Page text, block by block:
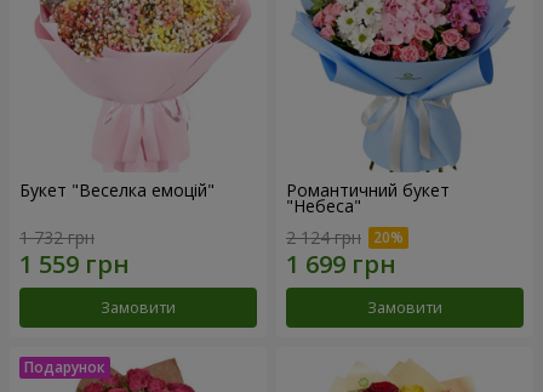
Букет "Веселка емоцій"
1 732 грн
Замовити
Романтичний букет
"Небеса"
2 124 грн
Замовити